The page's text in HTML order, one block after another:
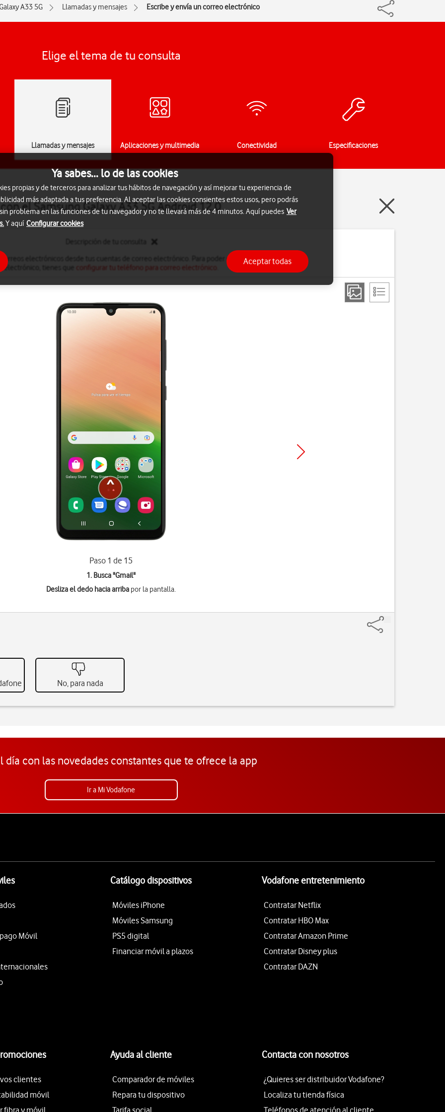
A33 5G Llamadas y mensajes Escribe y envía un correo electrónico
Elige el tema de tu consulta
Llamadas y mensajes Aplicaciones y multimedia Conectividad Especificaciones
el Samsung Galaxy A33 5G Android 12.0
correos electrónicos desde tus cuentas de correo electrónico. Para poder enviar y recibir correo
electrónico, tienes que
configurar tu teléfono para correo electrónico
Paso 1 de 15
1. Busca "Gmail"
Desliza el dedo hacia arriba por la pantalla.
No, para nada
día con las novedades constantes que te ofrece la app
Ir a Mi Vodafone
Móvil
Catálogo dispositivos
Móviles iPhone
Móviles Samsung
PS5 digital
Financiar móvil a plazos
Vodafone entretenimiento
Contratar Netflix
Contratar HBO Max
Contratar Amazon Prime
Contratar Disney plus
Contratar DAZN
clientes
móvil
fibra y móvil
Ayuda al cliente
Comparador de móviles
Repara tu dispositivo
Tarifa social
Contacta con nosotros
¿Quieres ser distribuidor Vodafone?
Localiza tu tienda física
Teléfonos de atención al cliente
Ya sabes... lo de las cookies
propias y de terceros para analizar tus hábitos de navegación y así mejorar tu experiencia de
más adaptada a tus preferencia. Al aceptar las cookies consientes estos usos, pero podrás
problema en las funciones de tu navegador y no te llevará más de 4 minutos. Aquí puedes Ver
Y aquí Configurar cookies
Aceptar todas